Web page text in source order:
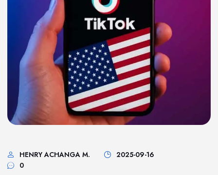
HENRY ACHANGA M.
2025-09-16
0